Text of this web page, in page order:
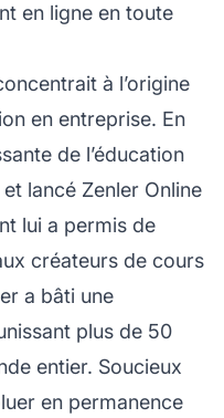
en ligne en toute
à l’origine
en entreprise. En
de l’éducation
lancé Zenler Online
lui a permis de
créateurs de cours
a bâti une
plus de 50
entier. Soucieux
en permanence